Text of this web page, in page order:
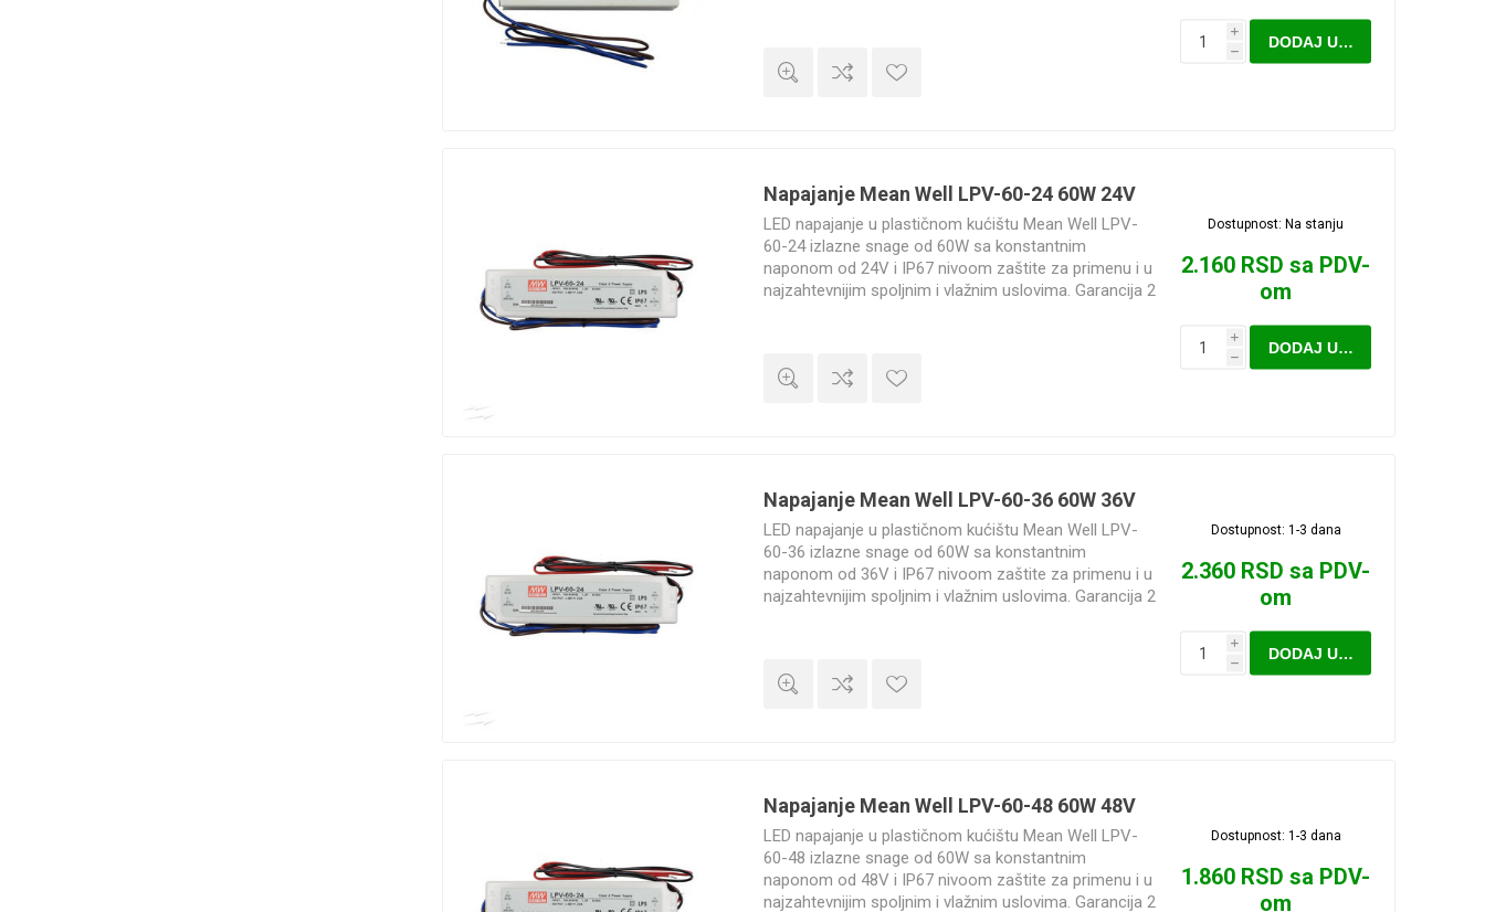
i
h
DODAJ U KORPU
Napajanje Mean Well LPV-60-24 60W 24V
LED napajanje u plastičnom kućištu Mean Well LPV-
60-24 izlazne snage od 60W sa konstantnim
naponom od 24V i IP67 nivoom zaštite za primenu i u
najzahtevnijim spoljnim i vlažnim uslovima. Garancija 2
Dostupnost:Na stanju
2.160 RSD sa PDV-
om
i
h
DODAJ U KORPU
Napajanje Mean Well LPV-60-36 60W 36V
LED napajanje u plastičnom kućištu Mean Well LPV-
60-36 izlazne snage od 60W sa konstantnim
naponom od 36V i IP67 nivoom zaštite za primenu i u
najzahtevnijim spoljnim i vlažnim uslovima. Garancija 2
Dostupnost: 1-3 dana
2.360 RSD sa PDV-
om
i
h
DODAJ U KORPU
Napajanje Mean Well LPV-60-48 60W 48V
LED napajanje u plastičnom kućištu Mean Well LPV-
60-48 izlazne snage od 60W sa konstantnim
naponom od 48V i IP67 nivoom zaštite za primenu i u
najzahtevnijim spoljnim i vlažnim uslovima. Garancija 2
Dostupnost: 1-3 dana
1.860 RSD sa PDV-
om